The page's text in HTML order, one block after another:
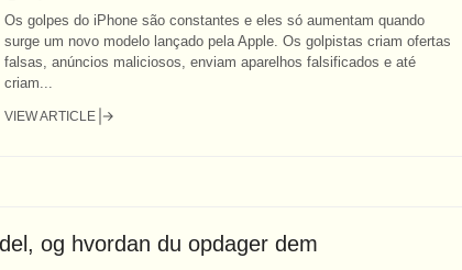
Os golpes do iPhone são constantes e eles só aumentam quando
surge um novo modelo lançado pela Apple. Os golpistas criam ofertas
falsas, anúncios maliciosos, enviam aparelhos falsificados e até
criam...
VIEW ARTICLE
og hvordan du opdager dem